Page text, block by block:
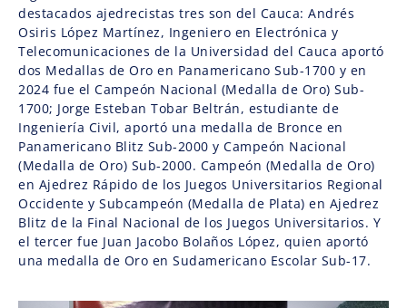
destacados ajedrecistas tres son del Cauca: Andrés
Osiris López Martínez, Ingeniero en Electrónica y
Telecomunicaciones de la Universidad del Cauca aportó
dos Medallas de Oro en Panamericano Sub-1700 y en
2024 fue el Campeón Nacional (Medalla de Oro) Sub-
1700; Jorge Esteban Tobar Beltrán, estudiante de
Ingeniería Civil, aportó una medalla de Bronce en
Panamericano Blitz Sub-2000 y Campeón Nacional
(Medalla de Oro) Sub-2000. Campeón (Medalla de Oro)
en Ajedrez Rápido de los Juegos Universitarios Regional
Occidente y Subcampeón (Medalla de Plata) en Ajedrez
Blitz de la Final Nacional de los Juegos Universitarios. Y
el tercer fue Juan Jacobo Bolaños López, quien aportó
una medalla de Oro en Sudamericano Escolar Sub-17.